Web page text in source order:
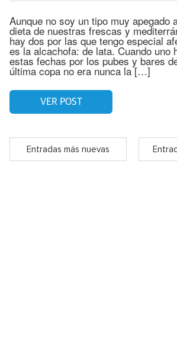
Aunque no soy un tipo muy apegado
dieta de nuestras frescas y
hay dos por las que tengo especial
es la alcachofa: de lata. Cuando uno
estas fechas por los pubes y bares
última copa no era nunca la […]
VER POST
Entradas más nuevas